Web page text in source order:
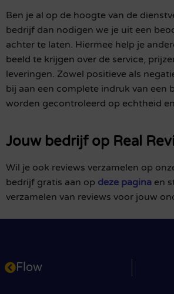
Ben je al op de hoogte van de
bedrijf dan nodigen we je uit een
achter te laten. Hiermee help je
beeld te krijgen over de service,
leveringen. Zowel positieve als
bij aan een complete indruk van een
worden gecontroleerd op echtheid
Jouw bedrijf op Real
Wil je ook reviews verzamelen op
bedrijf gratis aan op deze pagina en
verzamelen van reviews voor jouw
Flow